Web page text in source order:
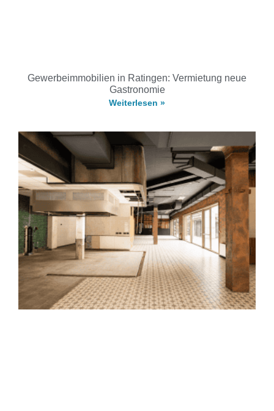
Gewerbeimmobilien in Ratingen: Vermietung neue
Gastronomie
Weiterlesen »